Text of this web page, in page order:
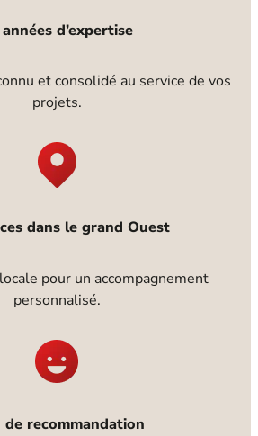
d’expertise
et consolidé au service de vos
projets.
dans le grand Ouest
pour un accompagnement
personnalisé.
de recommandation